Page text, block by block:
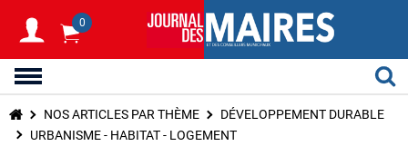
0
NOS ARTICLES PAR THÈME
DÉVELOPPEMENT DURABLE
URBANISME - HABITAT - LOGEMENT